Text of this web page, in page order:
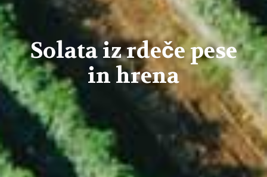
Solata iz rdeče pese
in hrena